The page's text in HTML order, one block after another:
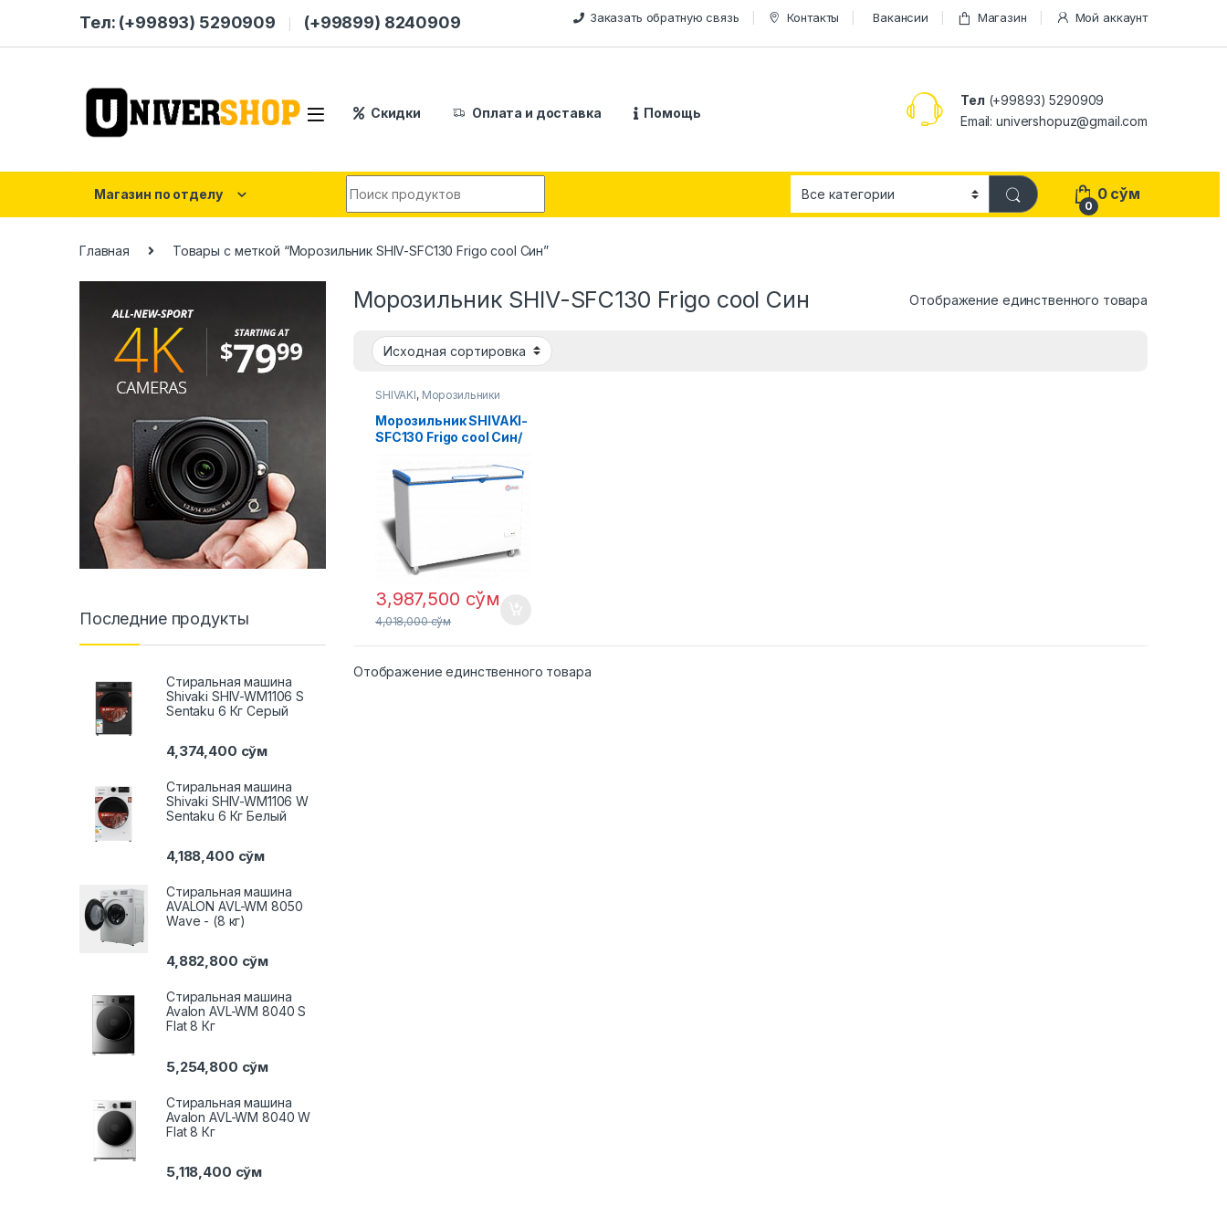
Тел: (+99893) 5290909 (+99899) 8240909 Заказать обратную связь Контакты Вакансии Магазин Мой аккаунт
Скидки Оплата и доставка Помощь
Тел (+99893) 5290909
Email: univershopuz@gmail.com
Магазин по отделу
0
0 сўм
Главная Товары с меткой “Морозильник SHIV-SFC130 Frigo cool Син”
Морозильник SHIV-SFC130 Frigo cool Син Отображение единственного товара
SHIVAKI, Морозильники
Морозильник SHIVAKI-
SFC130 Frigo cool Син/
3,987,500 сўм
4,018,000сўм
Отображение единственного товара
Последние продукты
Стиральная машина
Shivaki SHIV-WM1106 S
Sentaku 6 Кг Серый
4,374,400 сўм
Стиральная машина
Shivaki SHIV-WM1106 W
Sentaku 6 Кг Белый
4,188,400 сўм
Стиральная машина
AVALON AVL-WM 8050
Wave - (8 кг)
4,882,800 сўм
Стиральная машина
Avalon AVL-WM 8040 S
Flat 8 Кг
5,254,800 сўм
Стиральная машина
Avalon AVL-WM 8040 W
Flat 8 Кг
5,118,400 сўм